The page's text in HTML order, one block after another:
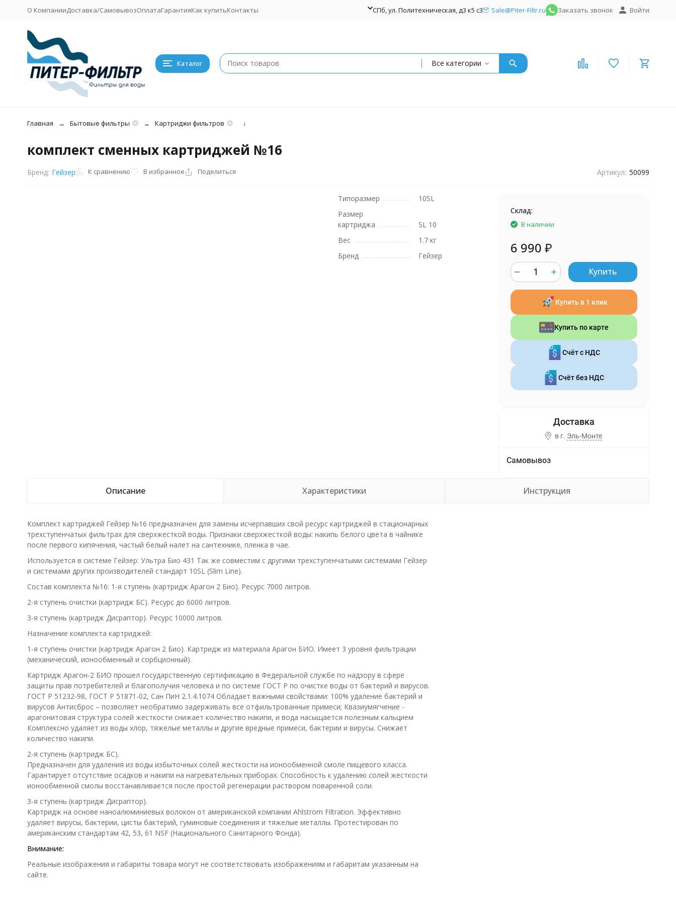
О КомпанииДоставка/СамовывозОплатаГарантияКак купитьКонтакты СПб, ул. Политехническая, д3 к5 с3 Sale@Piter-Filtr.ru Заказать звонок Войти
Каталог Все категории
Главная Бытовые фильтры Картриджи фильтров ↓
комплект сменных картриджей №16
Бренд: Гейзер К сравнению В избранное Поделиться Артикул: 50099
Типоразмер
10SL
Размер
картриджа
SL 10
Вес
1.7 кг
Бренд
Гейзер
Склад:
В наличии
6 990 ₽
Купить
Купить в 1 клик
Купить по карте
Счёт с НДС
Счёт без НДС
в г. Эль-Монте
Самовывоз
Описание Характеристики Инструкция
Комплект картриджей Гейзер №16 предназначен для замены исчерпавших свой ресурс картриджей в стационарных
трехступенчатых фильтрах для сверхжесткой воды. Признаки сверхжесткой воды: накипь белого цвета в чайнике
после первого кипячения, частый белый налет на сантехнике, пленка в чае.
Используется в системе Гейзер: Ультра Био 431 Так же совместим с другими трехступенчатыми системами Гейзер
и системами других производителей стандарт 10SL (Slim Line).
Состав комплекта №16: 1-я ступень (картридж Арагон 2 Био). Ресурс 7000 литров.
2-я ступень очистки (картридж БС). Ресурс до 6000 литров.
3-я ступень (картридж Дисраптор). Ресурс 10000 литров.
Назначение комплекта картриджей:
1-я ступень очистки (картридж Арагон 2 Био). Картридж из материала Арагон БИО. Имеет 3 уровня фильтрации
(механический, ионообменный и сорбционный).
Картридж Арагон-2 БИО прошел государственную сертификацию в Федеральной службе по надзору в сфере
защиты прав потребителей и благополучия человека и по системе ГОСТ Р по очистке воды от бактерий и вирусов.
ГОСТ Р 51232-98, ГОСТ Р 51871-02, Сан ПиН 2.1.4.1074 Обладает важными свойствами: 100% удаление бактерий и
вирусов Антисброс – позволяет необратимо задерживать все отфильтрованные примеси; Квазиумягчение -
арагонитовая структура солей жесткости снижает количество накипи, и вода насыщается полезным кальцием
Комплексно удаляет из воды хлор, тяжелые металлы и другие вредные примеси, бактерии и вирусы. Снижает
количество накипи.
2-я ступень (картридж БС).
Предназначен для удаления из воды избыточных солей жесткости на ионообменной смоле пищевого класса.
Гарантирует отсутствие осадков и накипи на нагревательных приборах. Способность к удалению солей жесткости
ионообменной смолы восстанавливается после простой регенерации раствором поваренной соли.
3-я ступень (картридж Дисраптор).
Картридж на основе наноалюминиевых волокон от американской компании Ahlstrom Filtration. Эффективно
удаляет вирусы, бактерии, цисты бактерий, гуминовые соединения и тяжелые металлы. Протестирован по
американским стандартам 42, 53, 61 NSF (Национального Санитарного Фонда).
Внимание:
Реальные изображения и габариты товара могут не соответствовать изображениям и габаритам указанным на
сайте.